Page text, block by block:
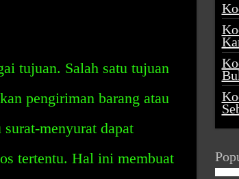
tujuan. Salah satu tujuan
pengiriman barang atau
menyurat dapat
tertentu. Hal ini membuat